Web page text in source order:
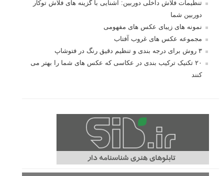
تنظیمات فلاش داخلی دوربین: آشنایی با گزینه های فلاش توکار
دوربین شما
نمونه های زیبای عکس های مفهومی
مجموعه عکس های غروب آفتاب
۳ روش برای درجه بندی و تنظیم دقیق رنگ در فتوشاپ
۲۰ تکنیک ترکیب بندی در عکاسی که عکس های شما را بهتر می
کنند